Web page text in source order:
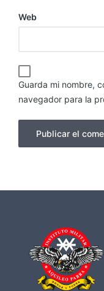
Web
Guarda mi nombre,
navegador para la